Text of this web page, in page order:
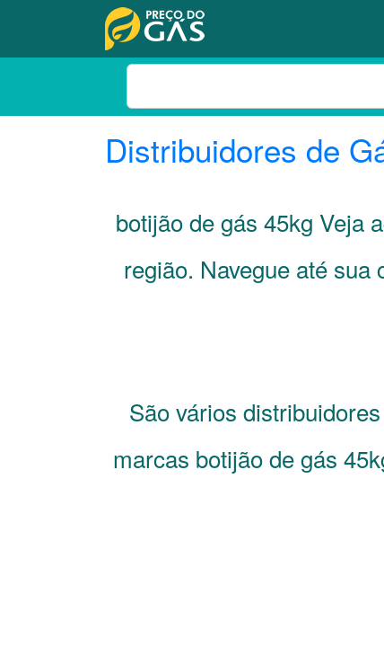
Distribuidores de
botijão de gás 45kg Veja
região. Navegue até sua
São vários
marcas botijão de gás